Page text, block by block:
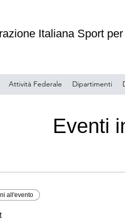
Italiana Sport
Attività Federale Dipartimenti
Eventi
all'evento